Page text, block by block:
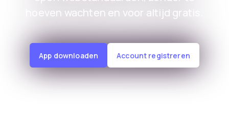
hoeven wachten en voor altijd gratis.
App downloaden Account registreren